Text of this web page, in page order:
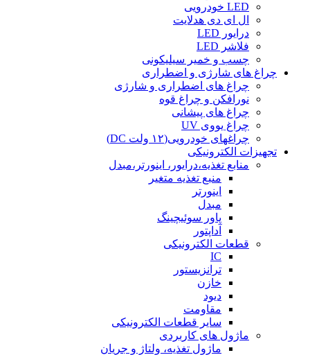
LED خودرویی
ال ای دی هدلایت
درایور LED
فلاشر LED
چسب و خمیر سیلیکونی
چراغ های شارژی و اضطراری
چراغ های اضطراری و شارژی
نورافکن و چراغ قوه
چراغ های پیشانی
چراغ یووی UV
چراغهای خودرویی(۱۲ ولت DC)
تجهیزات الکترونیکی
منابع تغذیه،درایور، اینورتر،مبدل
منبع تغذیه متغیر
اینورتر
مبدل
پاور سوئیچینگ
آداپتور
قطعات الکترونیکی
IC
ترانزیستور
خازن
دیود
مقاومت
سایر قطعات الکترونیکی
ماژول های کاربردی
ماژول تغذیه، ولتاژ و جریان